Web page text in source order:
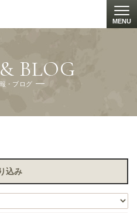
MENU
BLOG
・ブログ
込み